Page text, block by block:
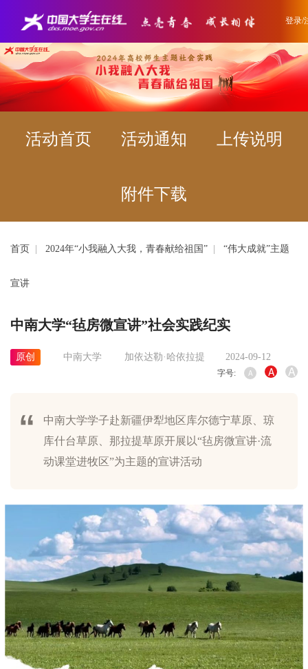
登录/
活动首页 活动通知 上传说明
附件下载
首页 2024年“小我融入大我，青春献给祖国” “伟大成就”主题
宣讲
中南大学“毡房微宣讲”社会实践纪实
原创 中南大学 加依达勒·哈依拉提 2024-09-12
字号: A A A
中南大学学子赴新疆伊犁地区库尔德宁草原、琼
库什台草原、那拉提草原开展以“毡房微宣讲·流
动课堂进牧区”为主题的宣讲活动